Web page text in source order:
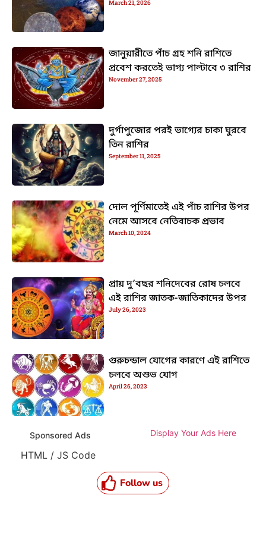
March 21, 2026
জানুয়ারীতে পাঁচ গ্রহ শনি রাশিতে
প্রবেশ করতেই ভাগ্য পাল্টাবে ৩ রাশির
November 27, 2025
দুর্গাপুজোর পরই ভাগ্যের চাকা ঘুরবে
তিন রাশির
September 11, 2025
দোল পূর্ণিমাতেই এই পাঁচ রাশির উপর
নেমে আসবে নেতিবাচক প্রভাব
March 10, 2024
প্রায় দু’বছর শনিদেবের রোষ চলবে
এই রাশির জাতক-জাতিকাদের উপর
July 26, 2023
গুরুচন্ডাল যোগের কারণে এই রাশিতে
চলবে অশুভ যোগ
April 26, 2023
Sponsored Ads Display Your Ads Here
HTML / JS Code
Follow us